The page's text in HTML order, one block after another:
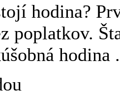
hodina?
poplatkov.
hodina